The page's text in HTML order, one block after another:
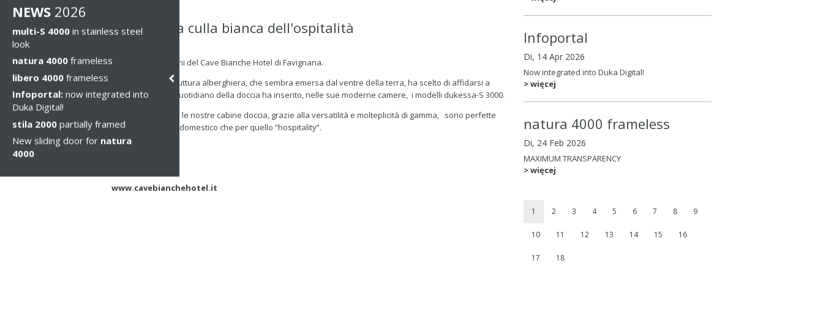
Duka per la culla bianca dell'ospitalità
Duka arreda i bagni del Cave Bianche Hotel di Favignana.
Una bellissima struttura alberghiera, che sembra emersa dal ventre della terra, ha scelto di affidarsi a
Duka e per il rito quotidiano della doccia ha inserito, nelle sue moderne camere, i modelli dukessa-S 3000.
Una conferma che le nostre cabine doccia, grazie alla versatilità e molteplicità di gamma, sono perfette
sia per l’ambiente domestico che per quello “hospitality”.
www.cavebianchehotel.it
Infoportal
Di, 14 Apr 2026
Now integrated into Duka Digital!
> więcej
natura 4000 frameless
Di, 24 Feb 2026
MAXIMUM TRANSPARENCY
> więcej
1 2 3 4 5 6 7 8 9
10 11 12 13 14 15 16
17 18
NEWS 2026
multi-S 4000 in stainless steel
look
natura 4000 frameless
libero 4000 frameless
Infoportal: now integrated into
Duka Digital!
stila 2000 partially framed
New sliding door for natura
4000